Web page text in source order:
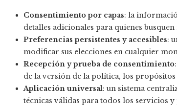
Consentimiento por capas: la
detalles adicionales para quienes
Preferencias persistentes y accesibles:
modificar sus elecciones en cualquier
Recepción y prueba de consentimiento
de la versión de la política, los
Aplicación universal: un sistema
técnicas válidas para todos los servicios